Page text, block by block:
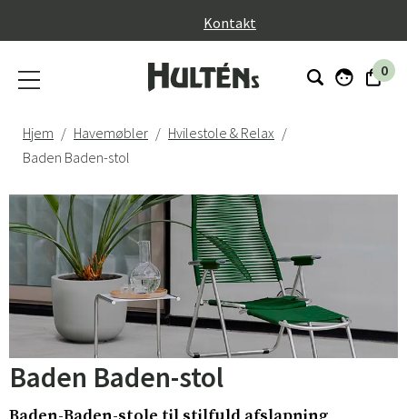
Kontakt
0
Hjem Havemøbler
Hvilestole & Relax
Baden Baden-stol
Baden Baden-stol